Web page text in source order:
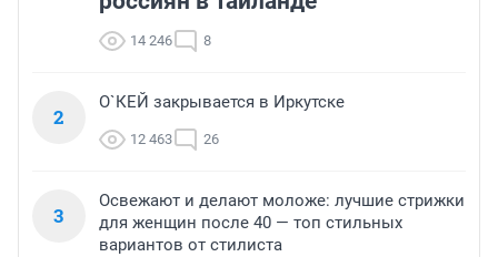
14 246 8
2
О`КЕЙ закрывается в Иркутске
12 463 26
3
Освежают и делают моложе: лучшие стрижки
для женщин после 40 — топ стильных
вариантов от стилиста